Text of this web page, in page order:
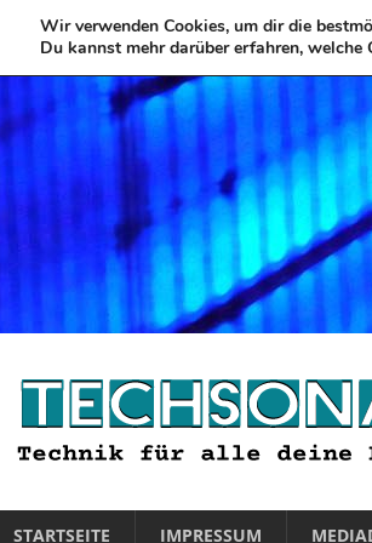
STARTSEITE IMPRESSUM
Wir verwenden Cookies, um dir die
Du kannst mehr darüber erfahren,